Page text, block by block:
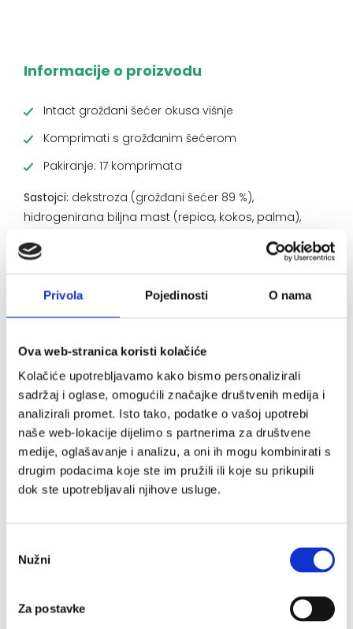
Privola Pojedinosti O nama
Ova web-stranica koristi kolačiće
Kolačiće upotrebljavamo kako bismo personalizirali
sadržaj i oglase, omogućili značajke društvenih medija i
analizirali promet. Isto tako, podatke o vašoj upotrebi
naše web-lokacije dijelimo s partnerima za društvene
medije, oglašavanje i analizu, a oni ih mogu kombinirati s
drugim podacima koje ste im pružili ili koje su prikupili
dok ste upotrebljavali njihove usluge.
pristanka
Nužni
Za postavke
Informacije o proizvodu
Intact grožđani šećer okusa višnje
Komprimati s grožđanim šećerom
Pakiranje: 17 komprimata
Sastojci: dekstroza (grožđani šećer 89 %),
hidrogenirana biljna mast (repica, kokos, palma),
regulator kiselosti: limunska kiselina, aroma, tvar za
sprječavanje zgrudnjavanja: magnezijeve soli masnih